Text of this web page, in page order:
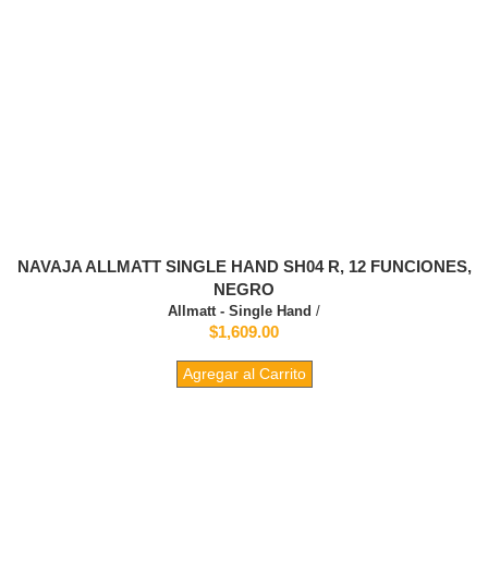
NAVAJA ALLMATT SINGLE HAND SH04 R, 12 FUNCIONES,
NEGRO
Allmatt - Single Hand /
$1,609.00
Agregar al Carrito